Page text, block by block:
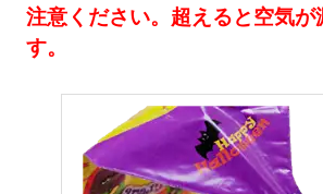
注意ください。超えると空気が
す。